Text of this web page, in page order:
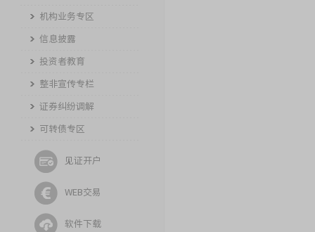
机构业务专区
信息披露
投资者教育
整非宣传专栏
证券纠纷调解
可转债专区
见证开户
WEB交易
软件下载